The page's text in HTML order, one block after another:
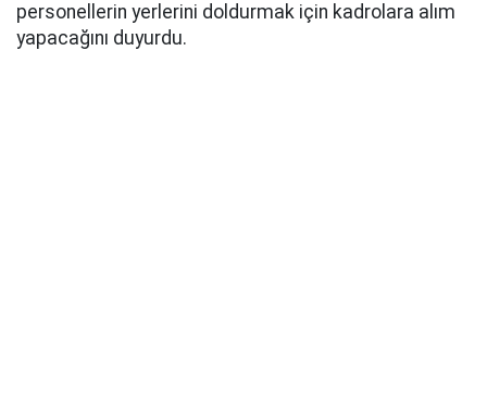
personellerin yerlerini doldurmak için kadrolara alım
yapacağını duyurdu.